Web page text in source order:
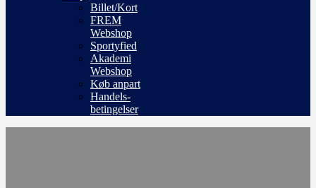
Billet/Kort
FREM
Webshop
Sportyfied
Akademi
Webshop
Køb anpart
Handels-
betingelser